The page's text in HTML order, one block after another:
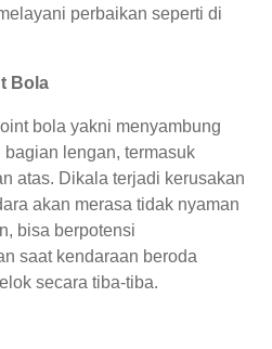
perbaikan seperti di
Bola
bola yakni menyambung
lengan, termasuk
atas. Dikala terjadi kerusakan
akan merasa tidak nyaman
bisa berpotensi
saat kendaraan beroda
secara tiba-tiba.